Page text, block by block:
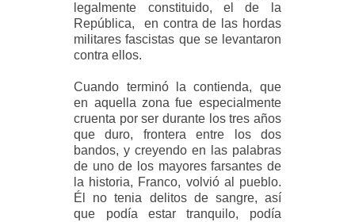
legalmente constituido, el de la
República, en contra de las hordas
militares fascistas que se levantaron
contra ellos.
Cuando terminó la contienda, que
en aquella zona fue especialmente
cruenta por ser durante los tres años
que duro, frontera entre los dos
bandos, y creyendo en las palabras
de uno de los mayores farsantes de
la historia, Franco, volvió al pueblo.
Él no tenia delitos de sangre, así
que podía estar tranquilo, podía